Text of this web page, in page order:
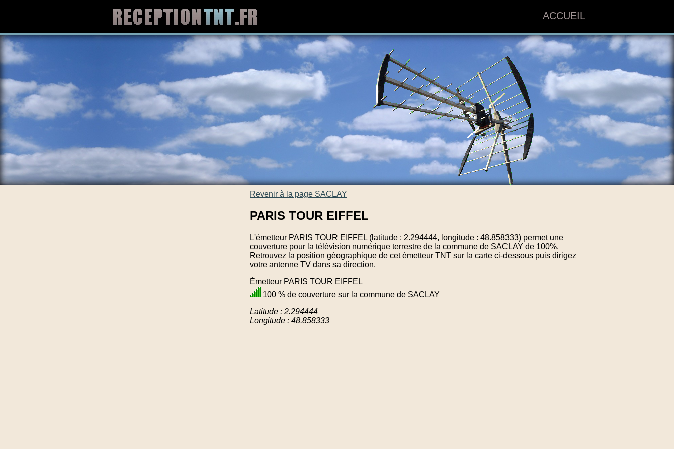
ACCUEIL
Revenir à la page SACLAY
PARIS TOUR EIFFEL
L'émetteur PARIS TOUR EIFFEL (latitude : 2.294444, longitude : 48.858333) permet une
couverture pour la télévision numérique terrestre de la commune de SACLAY de 100%.
Retrouvez la position géographique de cet émetteur TNT sur la carte ci-dessous puis dirigez
votre antenne TV dans sa direction.
Émetteur PARIS TOUR EIFFEL
100 % de couverture sur la commune de SACLAY
Latitude : 2.294444
Longitude : 48.858333